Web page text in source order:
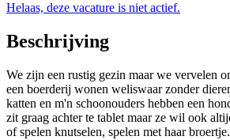
Helaas, deze vacature is niet actief.
Beschrijving
We zijn een rustig gezin maar we vervelen
een boerderij wonen weliswaar zonder
katten en m'n schoonouders hebben een
zit graag achter te tablet maar ze wil ook
of spelen knutselen, spelen met haar